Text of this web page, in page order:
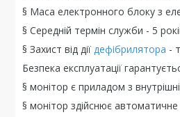
§ Маса електронного блоку з
§ Середній термін служби - 5
§ Захист від дії дефібрилятора -
Безпека експлуатації
§ монітор є приладом з
§ монітор здійснює